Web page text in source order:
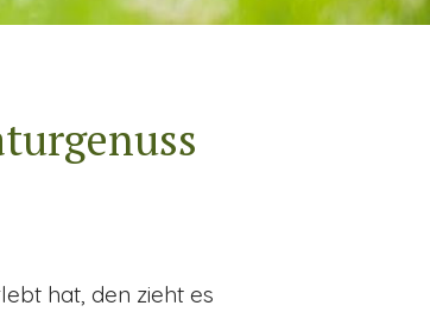
hat, den zieht es